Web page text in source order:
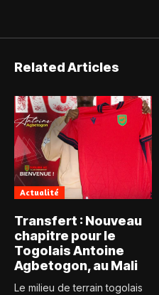
Related Articles
Actualité
Transfert : Nouveau
chapitre pour le
Togolais Antoine
Agbetogon, au Mali
Le milieu de terrain togolais